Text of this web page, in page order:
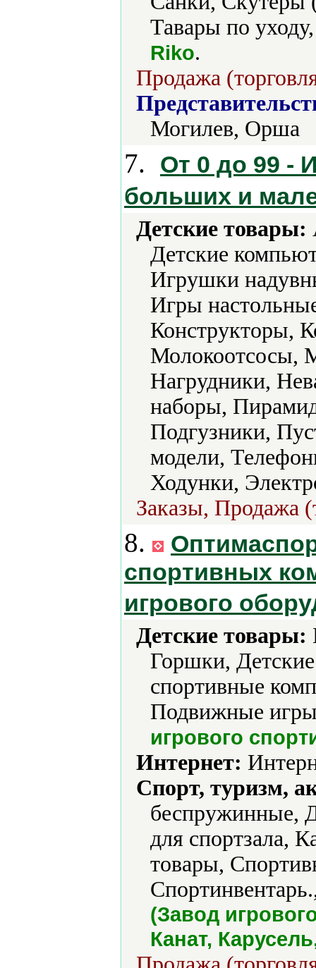
Тавары по
Riko.
Продажа
Могилев, Орша
7.
От 0 до 99 -
больших и
Детские товары:
Детские
Игрушки
Игры
Конструкторы,
Молокоотсосы,
Нагрудники,
наборы,
Подгузники,
модели,
Ходунки,
Заказы, Продажа
8.
спортивных
игрового
Детские товары:
Горшки,
спортивные
Подвижные
игрового
Интернет:
Спорт, туризм,
беспружинные,
для спортзала,
товары,
(Завод
Канат,